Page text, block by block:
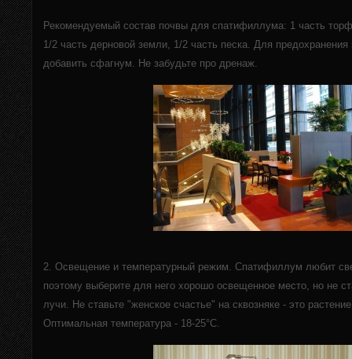
Рекомендуемый состав почвы для спатифиллума: 1 часть
1/2 часть дерновой земли, 1/2 часть песка. Для
добавить сфагнум. Не забудьте про дренаж.
2. Освещение и температурный режим. Спатифиллум любит
поэтому выберите для него хорошо освещенное место, но не
лучи. Не ставьте "женское счастье" на сквозняке - это
Оптимальная температура - 18-25°C.